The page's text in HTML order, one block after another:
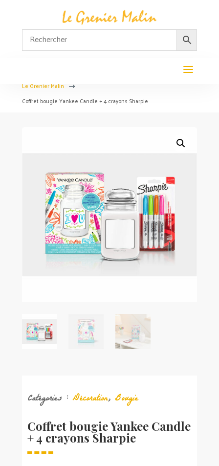
Le Grenier Malin $
Coffret bougie Yankee Candle + 4 crayons Sharpie
Catégories : Décoration, Bougie
Coffret bougie Yankee Candle
+ 4 crayons Sharpie